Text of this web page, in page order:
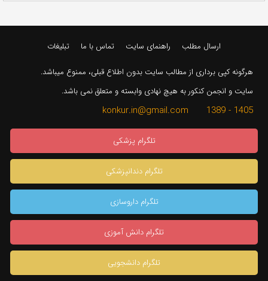
ارسال مطلب راهنمای سایت تماس با ما تبلیغات
هرگونه کپی برداری از مطالب سایت بدون اطلاع قبلی، ممنوع میباشد.
سایت و انجمن کنکور به هیچ نهادی وابسته و متعلق نمی باشد.
1405 - 1389 konkur.in@gmail.com
تلگرام پزشکی
تلگرام دندانپزشکی
تلگرام داروسازی
تلگرام دانش آموزی
تلگرام دانشجویی